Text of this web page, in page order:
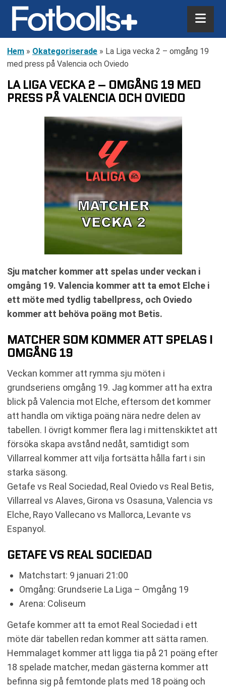
Hem » Okategoriserade » La Liga vecka 2 – omgång 19
med press på Valencia och Oviedo
LA LIGA VECKA 2 – OMGÅNG 19 MED
PRESS PÅ VALENCIA OCH OVIEDO
Sju matcher kommer att spelas under veckan i
omgång 19. Valencia kommer att ta emot Elche i
ett möte med tydlig tabellpress, och Oviedo
kommer att behöva poäng mot Betis.
MATCHER SOM KOMMER ATT SPELAS I
OMGÅNG 19
Veckan kommer att rymma sju möten i
grundseriens omgång 19. Jag kommer att ha extra
blick på Valencia mot Elche, eftersom det kommer
att handla om viktiga poäng nära nedre delen av
tabellen. I övrigt kommer flera lag i mittenskiktet att
försöka skapa avstånd nedåt, samtidigt som
Villarreal kommer att vilja fortsätta hålla fart i sin
starka säsong.
Getafe vs Real Sociedad, Real Oviedo vs Real Betis,
Villarreal vs Alaves, Girona vs Osasuna, Valencia vs
Elche, Rayo Vallecano vs Mallorca, Levante vs
Espanyol.
GETAFE VS REAL SOCIEDAD
Matchstart: 9 januari 21:00
Omgång: Grundserie La Liga – Omgång 19
Arena: Coliseum
Getafe kommer att ta emot Real Sociedad i ett
möte där tabellen redan kommer att sätta ramen.
Hemmalaget kommer att ligga tia på 21 poäng efter
18 spelade matcher, medan gästerna kommer att
befinna sig på femtonde plats med 18 poäng och